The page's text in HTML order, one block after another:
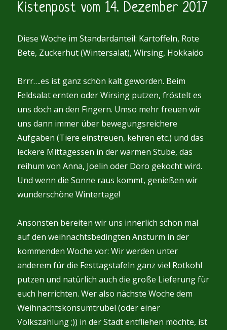
Dezember
Kistenpost vom 14. Dezember 2017
Diese Woche im Standardanteil: Kartoffeln, Rote
Bete, Zuckerhut (Wintersalat), Wirsing, Hokkaido
Brrr….es ist ganz schön kalt geworden. Beim
Feldsalat ernten oder Wirsing putzen, fröstelt es
uns doch an den Fingern. Umso mehr freuen wir
uns dann immer über bewegungsreichere
Aufgaben (Tiere einstreuen, kehren etc.) und das
leckere Mittagessen in der warmen Stube, das
reihum von Anna, Joelin oder Doro gekocht wird.
Und wenn die Sonne raus kommt, genießen wir
wunderschöne Wintertage!
Ansonsten bereiten wir uns innerlich schon mal
auf den weihnachtsbedingten Ansturm in der
kommenden Woche vor: Wir werden unter
anderem für die Festtagstafeln ganz viel Rotkohl
putzen und natürlich auch die große Lieferung für
euch herrichten. Wer also nächste Woche dem
Weihnachtskonsumtrubel (oder einer
Volkszählung ;)) in der Stadt entfliehen möchte, ist